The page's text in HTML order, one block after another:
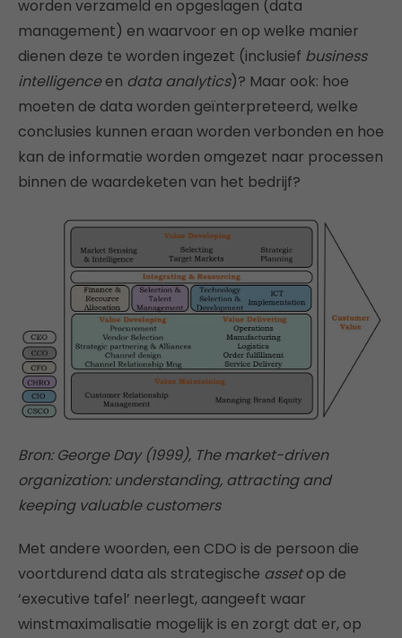
worden verzameld en opgeslagen (data
management) en waarvoor en op welke manier
dienen deze te worden ingezet (inclusief business
intelligenceen data analytics)? Maar ook: hoe
moeten de data worden geïnterpreteerd, welke
conclusies kunnen eraan worden verbonden en hoe
kan de informatie worden omgezet naar processen
binnen de waardeketen van het bedrijf?
Bron: George Day (1999), The market-driven
organization: understanding, attracting and
keeping valuable customers
Met andere woorden, een CDO is de persoon die
voortdurend data als strategische assetop de
‘executive tafel’ neerlegt, aangeeft waar
winstmaximalisatie mogelijk is en zorgt dat er, op